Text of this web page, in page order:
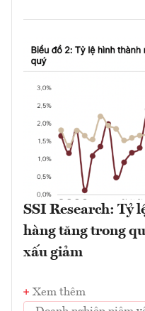
SSI Research: Tỷ
hàng tăng trong
xấu giảm
Xem thêm